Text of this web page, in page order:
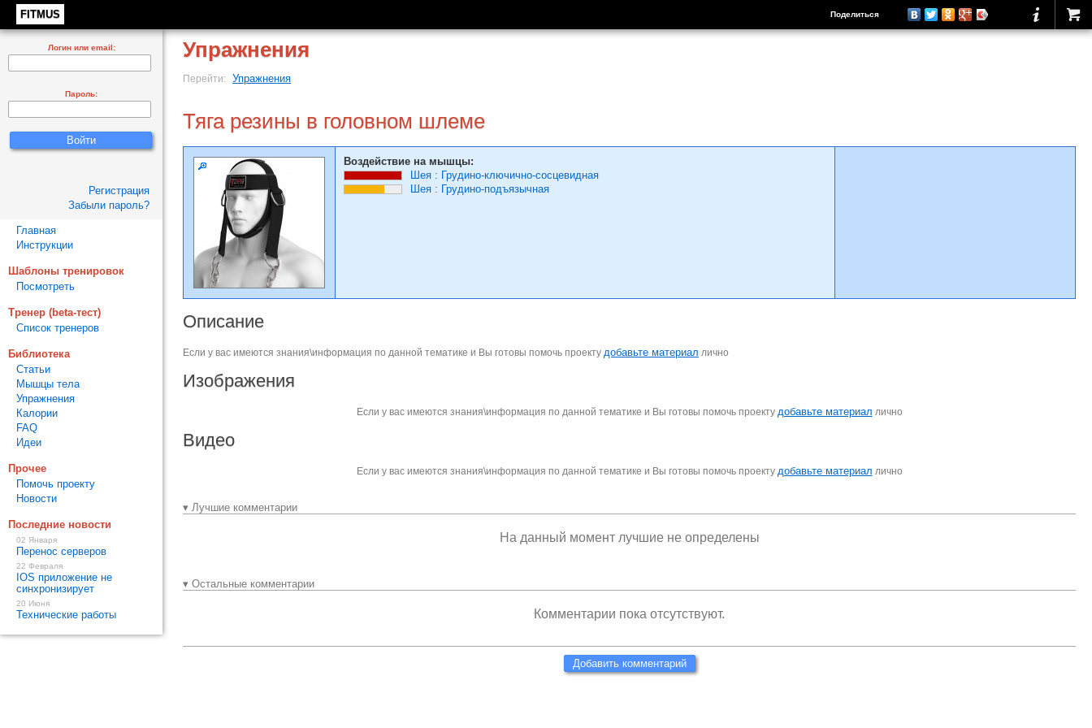
FITMUS Поделиться
Упражнения
Перейти: Упражнения
Тяга резины в головном шлеме
Воздействие на мышцы:
Шея : Грудино-ключично-сосцевидная
Шея : Грудино-подъязычная
Описание
Если у вас имеются знания\информация по данной тематике и Вы готовы помочь проекту добавьте материал лично
Изображения
Если у вас имеются знания\информация по данной тематике и Вы готовы помочь проекту добавьте материал лично
Видео
Если у вас имеются знания\информация по данной тематике и Вы готовы помочь проекту добавьте материал лично
▾ Лучшие комментарии
На данный момент лучшие не определены
▾ Остальные комментарии
Комментарии пока отсутствуют.
Добавить комментарий
Логин или email:
Пароль:
Регистрация
Забыли пароль?
Главная
Инструкции
Шаблоны тренировок
Посмотреть
Тренер (beta-тест)
Список тренеров
Библиотека
Статьи
Мышцы тела
Упражнения
Калории
FAQ
Идеи
Прочее
Помочь проекту
Новости
Последние новости
02 Января
Перенос серверов
22 Февраля
IOS приложение не
синхронизирует
20 Июня
Технические работы